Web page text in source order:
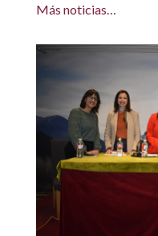
Más noticias…